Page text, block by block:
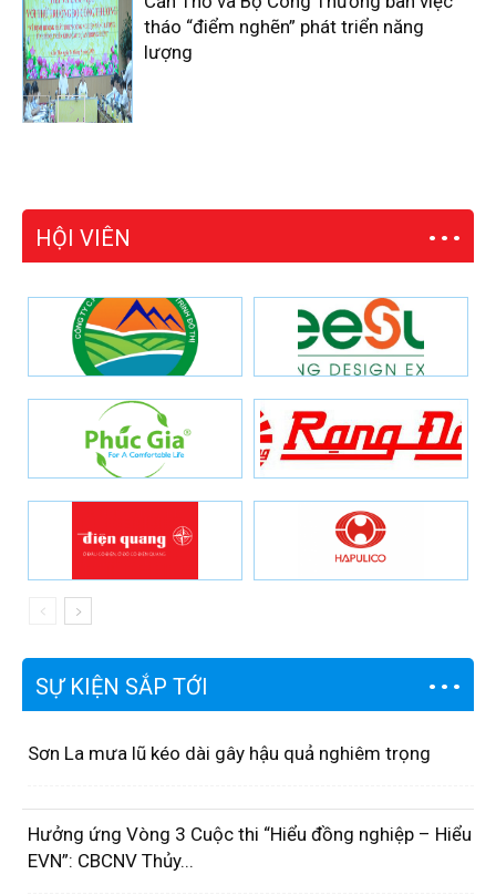
tháo “điểm nghẽn” phát triển năng
lượng
HỘI VIÊN
SỰ KIỆN SẮP TỚI
Sơn La mưa lũ kéo dài gây hậu quả nghiêm trọng
Hưởng ứng Vòng 3 Cuộc thi “Hiểu đồng nghiệp – Hiểu
EVN”: CBCNV Thủy...